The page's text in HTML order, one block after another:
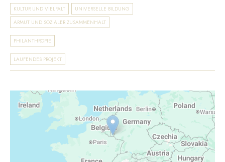
KULTUR UND VIELFALT
UNIVERSELLE BILDUNG
ARMUT UND SOZIALER ZUSAMMENHALT
PHILANTHROPIE
LAUFENDES PROJEKT